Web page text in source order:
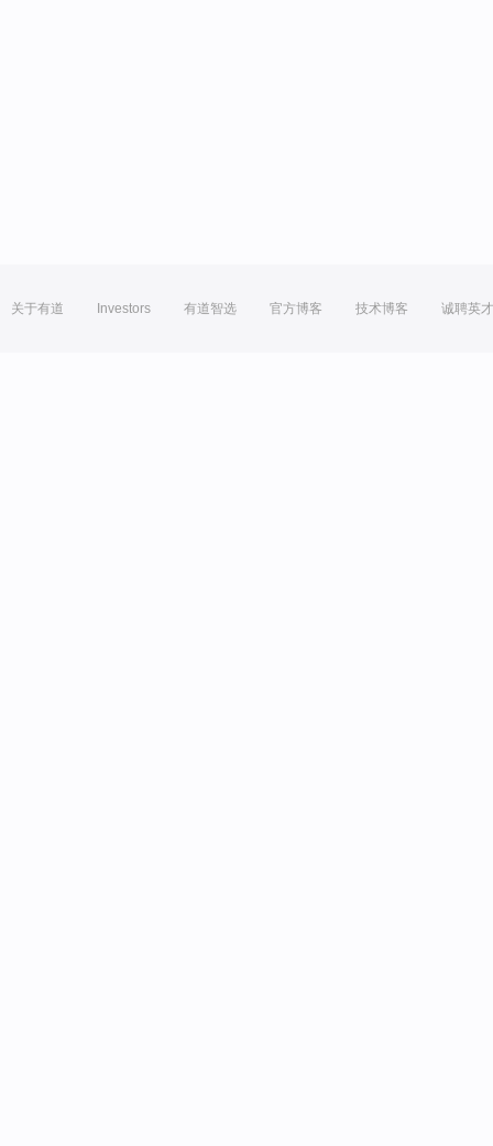
关于有道 Investors 有道智选 官方博客 技术博客 诚聘英才